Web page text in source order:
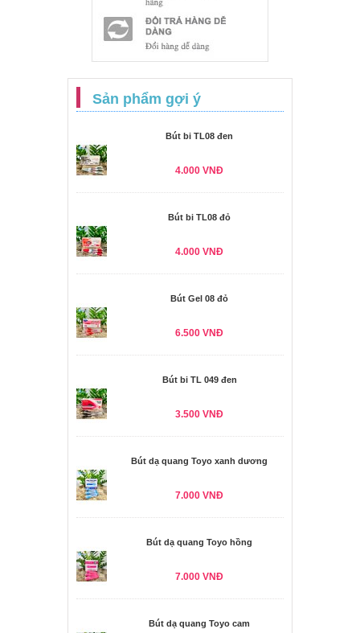
Sản phẩm gợi ý
Bút bi TL08 đen
4.000 VNĐ
Bút bi TL08 đỏ
4.000 VNĐ
Bút Gel 08 đỏ
6.500 VNĐ
Bút bi TL 049 đen
3.500 VNĐ
Bút dạ quang Toyo xanh dương
7.000 VNĐ
Bút dạ quang Toyo hồng
7.000 VNĐ
Bút dạ quang Toyo cam